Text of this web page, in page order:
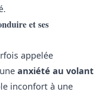
et ses
appelée
anxiété au volant
inconfort à une